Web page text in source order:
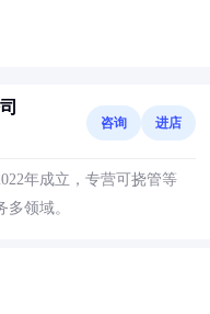
咨询 进店
年成立，专营可挠管等
领域。